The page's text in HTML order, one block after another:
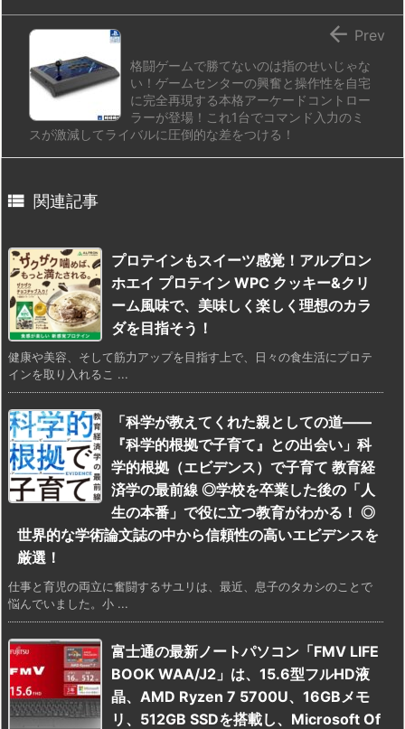
格闘ゲームで勝てないのは指のせいじゃな
い！ゲームセンターの興奮と操作性を自宅
に完全再現する本格アーケードコントロー
ラーが登場！これ1台でコマンド入力のミ
スが激減してライバルに圧倒的な差をつける！
 Prev
 関連記事
プロテインもスイーツ感覚！アルプロン
ホエイ プロテイン WPC クッキー&クリ
ーム風味で、美味しく楽しく理想のカラ
ダを目指そう！
健康や美容、そして筋力アップを目指す上で、日々の食生活にプロテ
インを取り入れるこ ...
「科学が教えてくれた親としての道――
『科学的根拠で子育て』との出会い」科
学的根拠（エビデンス）で子育て 教育経
済学の最前線 ◎学校を卒業した後の「人
生の本番」で役に立つ教育がわかる！ ◎
世界的な学術論文誌の中から信頼性の高いエビデンスを
厳選！
仕事と育児の両立に奮闘するサユリは、最近、息子のタカシのことで
悩んでいました。小 ...
富士通の最新ノートパソコン「FMV LIFE
BOOK WAA/J2」は、15.6型フルHD液
晶、AMD Ryzen 7 5700U、16GBメモ
リ、512GB SSDを搭載し、Microsoft Of